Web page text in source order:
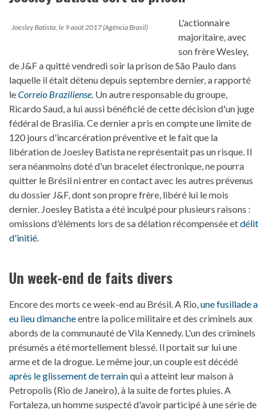
Joesley Batista, le 9 août 2017 (Agência Brasil)
L'actionnaire
majoritaire, avec
son frère Wesley,
de J&F a quitté vendredi soir la prison de São Paulo dans
laquelle il était détenu depuis septembre dernier, a rapporté
leCorreio Braziliense. Un autre responsable du groupe,
Ricardo Saud, a lui aussi bénéficié de cette décision d'un juge
fédéral de Brasilia. Ce dernier a pris en compte une limite de
120 jours d'incarcération préventive et le fait que la
libération de Joesley Batista ne représentait pas un risque. Il
sera néanmoins doté d'un bracelet électronique, ne pourra
quitter le Brésil ni entrer en contact avec les autres prévenus
du dossier J&F, dont son propre frère, libéré lui le mois
dernier. Joesley Batista a été inculpé pour plusieurs raisons :
omissions d'éléments lors de sa délation récompensée etdélit
d'initié.
Un week-end de faits divers
Encore des morts ce week-end au Brésil. A Rio,une fusillade a
eu lieu dimancheentre la police militaire et des criminels aux
abords de la communauté de Vila Kennedy. L'un des criminels
présumés a été mortellement blessé. Il portait sur lui une
arme et de la drogue. Le même jour, un couple est décédé
après le glissement de terrainqui a atteint leur maison à
Petropolis (Rio de Janeiro), à la suite de fortes pluies. A
Fortaleza, un homme suspecté d'avoir participé à une série de